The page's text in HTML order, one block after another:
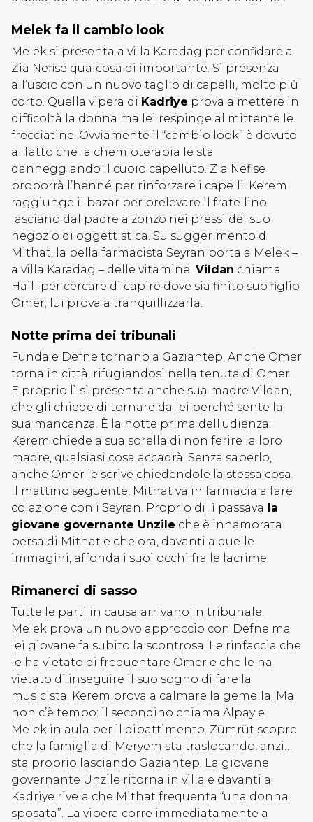
Melek fa il cambio look
Melek si presenta a villa Karadag per confidare a
Zia Nefise qualcosa di importante. Si presenza
all’uscio con un nuovo taglio di capelli, molto più
corto. Quella vipera di Kadriye prova a mettere in
difficoltà la donna ma lei respinge al mittente le
frecciatine. Ovviamente il “cambio look” è dovuto
al fatto che la chemioterapia le sta
danneggiando il cuoio capelluto. Zia Nefise
proporrà l’henné per rinforzare i capelli. Kerem
raggiunge il bazar per prelevare il fratellino
lasciano dal padre a zonzo nei pressi del suo
negozio di oggettistica. Su suggerimento di
Mithat, la bella farmacista Seyran porta a Melek –
a villa Karadag – delle vitamine. Vildan chiama
Haill per cercare di capire dove sia finito suo figlio
Omer; lui prova a tranquillizzarla.
Notte prima dei tribunali
Funda e Defne tornano a Gaziantep. Anche Omer
torna in città, rifugiandosi nella tenuta di Omer.
E proprio lì si presenta anche sua madre Vildan,
che gli chiede di tornare da lei perché sente la
sua mancanza. È la notte prima dell’udienza:
Kerem chiede a sua sorella di non ferire la loro
madre, qualsiasi cosa accadrà. Senza saperlo,
anche Omer le scrive chiedendole la stessa cosa.
Il mattino seguente, Mithat va in farmacia a fare
colazione con i Seyran. Proprio di lì passava la
giovane governante Unzile che è innamorata
persa di Mithat e che ora, davanti a quelle
immagini, affonda i suoi occhi fra le lacrime.
Rimanerci di sasso
Tutte le parti in causa arrivano in tribunale.
Melek prova un nuovo approccio con Defne ma
lei giovane fa subito la scontrosa. Le rinfaccia che
le ha vietato di frequentare Omer e che le ha
vietato di inseguire il suo sogno di fare la
musicista. Kerem prova a calmare la gemella. Ma
non c’è tempo: il secondino chiama Alpay e
Melek in aula per il dibattimento. Zümrüt scopre
che la famiglia di Meryem sta traslocando, anzi…
sta proprio lasciando Gaziantep. La giovane
governante Unzile ritorna in villa e davanti a
Kadriye rivela che Mithat frequenta “una donna
sposata”. La vipera corre immediatamente a